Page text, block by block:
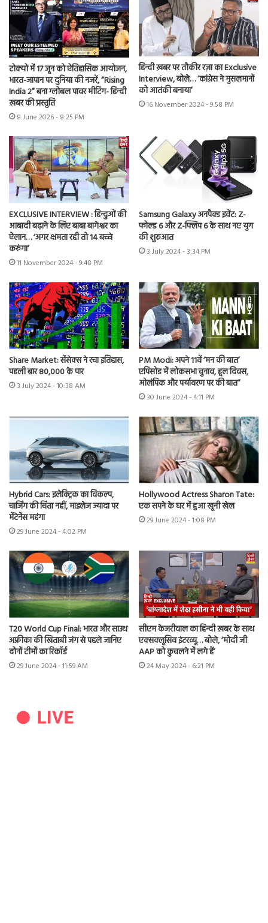
टोक्यो में 17 जून को ऐतिहासिक आयोजन,
भारत-जापान पर दुनिया की नजरें, “Rising
India 2” बना ग्लोबल पावर मीटिंग- हिन्दी
ख़बर की प्रस्तुति
8 June 2026 - 8:25 PM
हिन्दी ख़बर पर तौकीर रज़ा का Exclusive
Interview, बोले… ‘कांग्रेस ने मुसलमानों
को आतंकी बनाया’
16 November 2024 - 9:58 PM
EXCLUSIVE INTERVIEW : हिन्दुओं की
आबादी बढ़ाने के लिए बाबा बागेश्वर का
ऐलान… ‘अगर क्षमता रही तो 14 बच्चे
करुंगा’
11 November 2024 - 9:48 PM
Samsung Galaxy अनपैक्ड इवेंट: Z-
फोल्ड 6 और Z-फ्लिप 6 के साथ नए युग
की शुरुआत
3 July 2024 - 3:34 PM
Share Market: सेंसेक्स ने रचा इतिहास,
पहली बार 80,000 के पार
3 July 2024 - 10:38 AM
PM Modi: अपने 11वें ‘मन की बात’
एपिसोड में लोकसभा चुनाव, हूल दिवस,
ओलंपिक और पर्यावरण पर की बात”
30 June 2024 - 4:11 PM
Hybrid Cars: इलेक्ट्रिक का विकल्प,
चार्जिंग की चिंता नहीं, माइलेज ज्यादा पर
मेंटेनेंस महंगा
29 June 2024 - 4:02 PM
Hollywood Actress Sharon Tate:
एक सपने के घर में हुआ खूनी खेल
29 June 2024 - 1:08 PM
T20 World Cup Final: भारत और साउथ
अफ्रीका की खिताबी जंग से पहले जानिए
दोनों टीमों का रिकॉर्ड
29 June 2024 - 11:59 AM
सीएम केजरीवाल का हिन्दी ख़बर के साथ
एक्सक्लूसिव इंटरव्यू… बोले, ‘मोदी जी
AAP को कुचलने में लगे हैं’
24 May 2024 - 6:21 PM